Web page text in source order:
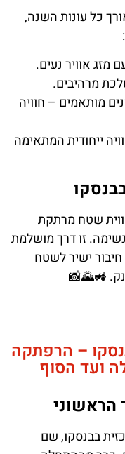
כל עונות השנה,
מזג אוויר נעים.
מרהיבים.
מותאמים – חוויה
ייחודית המתאימה
שטח מרתקת
זו דרך מושלמת
ישיר לשטח
🚜🌄📸
– הרפתקה
ועד הסוף
הראשוני
בבנסקו, שם